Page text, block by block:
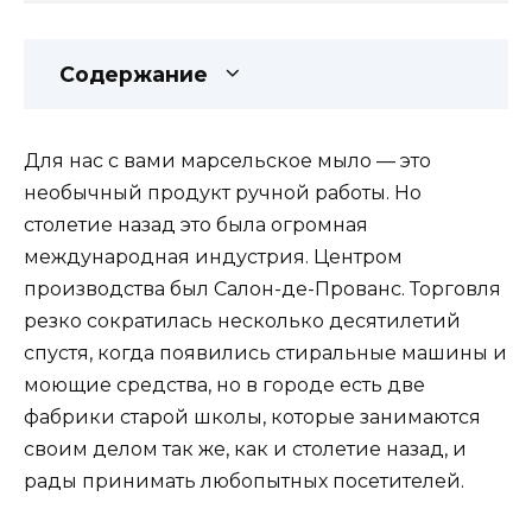
Содержание
Для нас с вами марсельское мыло — это
необычный продукт ручной работы. Но
столетие назад это была огромная
международная индустрия. Центром
производства был Салон-де-Прованс. Торговля
резко сократилась несколько десятилетий
спустя, когда появились стиральные машины и
моющие средства, но в городе есть две
фабрики старой школы, которые занимаются
своим делом так же, как и столетие назад, и
рады принимать любопытных посетителей.